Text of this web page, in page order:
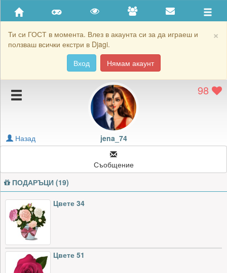
×
Ти си ГОСТ в момента. Влез в акаунта си за да играеш и
ползваш всички екстри в Djagi.
Вход
Нямам акаунт
Приятели
Хронология на игри
Подаръците на jena_74
Картичките на jena_74
Блокирай jena_74
98
jena_74
Назад
Съобщение
ПОДАРЪЦИ (19)
Цвете 34
Цвете 51